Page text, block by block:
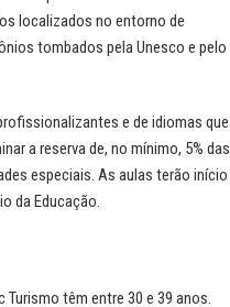
localizados no entorno de
tombados pela Unesco e pelo
e de idiomas que
a reserva de, no mínimo, 5% das
especiais. As aulas terão início
da Educação.
têm entre 30 e 39 anos.